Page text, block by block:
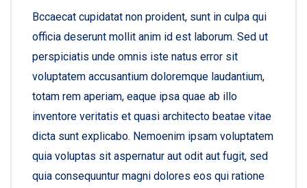
Bccaecat cupidatat non proident, sunt in culpa qui
officia deserunt mollit anim id est laborum. Sed ut
perspiciatis unde omnis iste natus error sit
voluptatem accusantium doloremque laudantium,
totam rem aperiam, eaque ipsa quae ab illo
inventore veritatis et quasi architecto beatae vitae
dicta sunt explicabo. Nemoenim ipsam voluptatem
quia voluptas sit aspernatur aut odit aut fugit, sed
quia consequuntur magni dolores eos qui ratione